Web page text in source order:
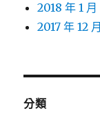
2018 年 1 月
2017 年 12 月
分類